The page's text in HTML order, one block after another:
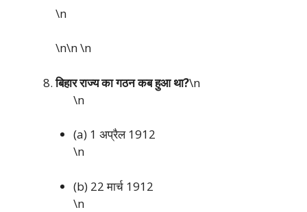
\n
\n\n\n
बिहार राज्य का गठन कब हुआ था?\n
\n
(a) 1 अप्रैल 1912
\n
(b) 22 मार्च 1912
\n